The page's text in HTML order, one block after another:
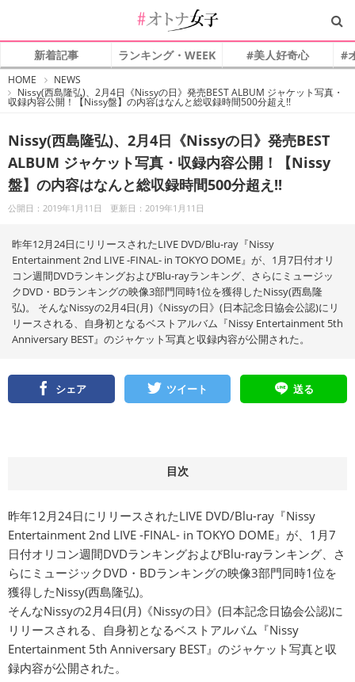
新着記事 ランキング・WEEK #美人好奇心 #
HOME
オ
ト
ナ
NEWS
Nissy(西島隆弘)、2月4日《Nissyの日》発売BEST ALBUM ジャケット写真・
収録内容公開！【Nissy盤】の内容はなんと総収録時間500分超え!!
Nissy(西島隆弘)、2月4日《Nissyの日》発売BEST
ALBUM ジャケット写真・収録内容公開！【Nissy
盤】の内容はなんと総収録時間500分超え!!
公開日：2019年1月11日 更新日：2019年1月11日
昨年12月24日にリリースされたLIVE DVD/Blu-ray『Nissy
Entertainment 2nd LIVE -FINAL- in TOKYO DOME』が、1月7日付オリ
コン週間DVDランキングおよびBlu-rayランキング、さらにミュージッ
クDVD・BDランキングの映像3部門同時1位を獲得したNissy(西島隆
弘)。 そんなNissyの2月4日(月)《Nissyの日》(日本記念日協会公認)にリ
リースされる、自身初となるベストアルバム『Nissy Entertainment 5th
Anniversary BEST』のジャケット写真と収録内容が公開された。
シェア ツイート 送る
目次
昨年12月24日にリリースされたLIVE DVD/Blu-ray『Nissy
Entertainment 2nd LIVE -FINAL- in TOKYO DOME』が、1月7
日付オリコン週間DVDランキングおよびBlu-rayランキング、さ
らにミュージックDVD・BDランキングの映像3部門同時1位を
獲得したNissy(西島隆弘)。
そんなNissyの2月4日(月)《Nissyの日》(日本記念日協会公認)に
リリースされる、自身初となるベストアルバム『Nissy
Entertainment 5th Anniversary BEST』のジャケット写真と収
録内容が公開された。